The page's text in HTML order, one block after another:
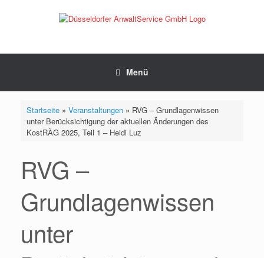
Menü
Startseite» Veranstaltungen» RVG – Grundlagenwissen
unter Berücksichtigung der aktuellen Änderungen des
KostRÄG 2025, Teil 1 – Heidi Luz
RVG –
Grundlagenwissen
unter